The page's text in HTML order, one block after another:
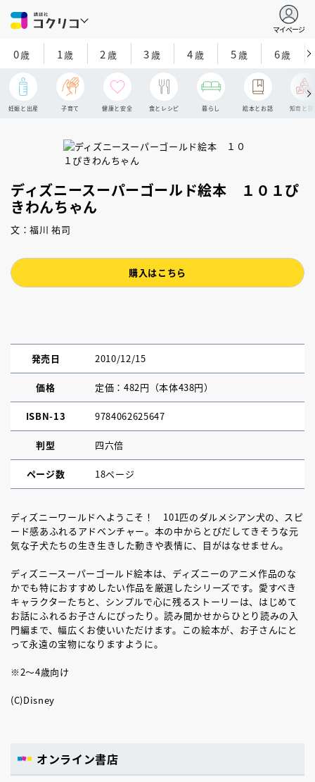
マイページ
0歳 1歳 2 歳 3歳 4歳 5歳 6歳
妊娠と出産 子育て 健康と安全 食とレシピ 暮らし 絵本とお話 知育と探
ディズニースーパーゴールド絵本 １０１ぴ
きわんちゃん
文：福川 祐司
購入はこちら
発売日 2010/12/15
価格 定価：482円（本体438円）
ISBN-13 9784062625647
判型 四六倍
ページ数 18ページ
ディズニーワールドへようこそ！ 101匹のダルメシアン犬の、スピ
ード感あふれるアドベンチャー。本の中からとびだしてきそうな元
気な子犬たちの生き生きした動きや表情に、目がはなせません。
ディズニースーパーゴールド絵本は、ディズニーのアニメ作品のな
かでも特におすすめしたい作品を厳選したシリーズです。愛すべき
キャラクターたちと、シンプルで心に残るストーリーは、はじめて
お話にふれるお子さんにぴったり。読み聞かせからひとり読みの入
門編まで、幅広くお使いいただけます。この絵本が、お子さんにと
って永遠の宝物になりますように。
※2～4歳向け
(C)Disney
オンライン書店